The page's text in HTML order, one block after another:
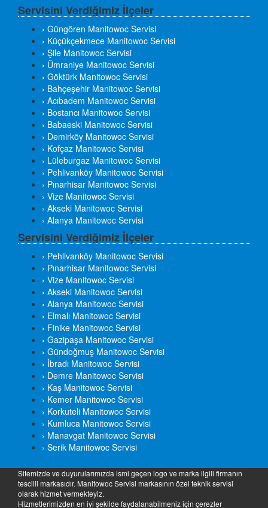
Servisini Verdiğimiz İlçeler
› Güngören Manitowoc Servisi
› Küçükçekmece Manitowoc Servisi
› Şile Manitowoc Servisi
› Ümraniye Manitowoc Servisi
› Göktürk Manitowoc Servisi
› Bahçeşehir Manitowoc Servisi
› Acıbadem Manitowoc Servisi
› Bostancı Manitowoc Servisi
› Babaeski Manitowoc Servisi
› Demirköy Manitowoc Servisi
› Kofçaz Manitowoc Servisi
› Lüleburgaz Manitowoc Servisi
› Pehlivanköy Manitowoc Servisi
› Pınarhisar Manitowoc Servisi
› Vize Manitowoc Servisi
› Akseki Manitowoc Servisi
› Alanya Manitowoc Servisi
Servisini Verdiğimiz İlçeler
› Pehlivanköy Manitowoc Servisi
› Pınarhisar Manitowoc Servisi
› Vize Manitowoc Servisi
› Akseki Manitowoc Servisi
› Alanya Manitowoc Servisi
› Elmalı Manitowoc Servisi
› Finike Manitowoc Servisi
› Gazipaşa Manitowoc Servisi
› Gündoğmuş Manitowoc Servisi
› İbradı Manitowoc Servisi
› Demre Manitowoc Servisi
› Kaş Manitowoc Servisi
› Kemer Manitowoc Servisi
› Korkuteli Manitowoc Servisi
› Kumluca Manitowoc Servisi
› Manavgat Manitowoc Servisi
› Serik Manitowoc Servisi
Sitemizde ve duyurularımızda ismi geçen logo ve marka ilgili firmanın
tescilli markasıdır. Manitowoc Servisi markasının özel teknik servisi
olarak hizmet vermekteyiz.
Hizmetlerimizden en iyi şekilde faydalanabilmeniz için çerezler